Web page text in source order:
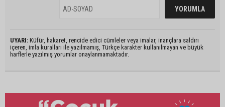
UYARI: Küfür, hakaret, rencide edici cümleler veya imalar, inançlara saldırı
içeren, imla kuralları ile yazılmamış, Türkçe karakter kullanılmayan ve büyük
harflerle yazılmış yorumlar onaylanmamaktadır.